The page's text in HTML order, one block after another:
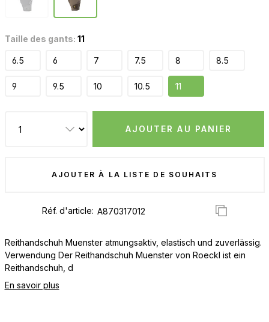
Taille des gants: 11
6.5 6 7 7.5 8 8.5
9 9.5 10 10.5 11
AJOUTER AU PANIER
AJOUTER À LA LISTE DE SOUHAITS
Réf. d'article:
Reithandschuh Muenster atmungsaktiv, elastisch und zuverlässig.
Verwendung Der Reithandschuh Muenster von Roeckl ist ein
Reithandschuh, d
En savoir plus